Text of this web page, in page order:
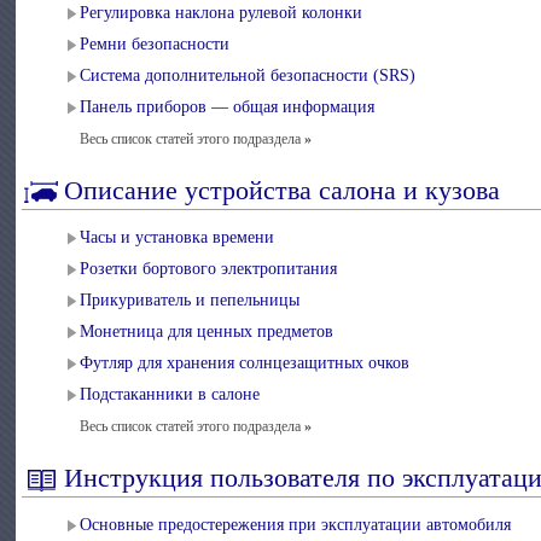
Регулировка наклона рулевой колонки
Ремни безопасности
Система дополнительной безопасности (SRS)
Панель приборов — общая информация
Весь список статей этого подраздела»
Описание устройства салона и кузова
Часы и установка времени
Розетки бортового электропитания
Прикуриватель и пепельницы
Монетница для ценных предметов
Футляр для хранения солнцезащитных очков
Подстаканники в салоне
Весь список статей этого подраздела»
Инструкция пользователя по
Основные предостережения при эксплуатации автомобиля